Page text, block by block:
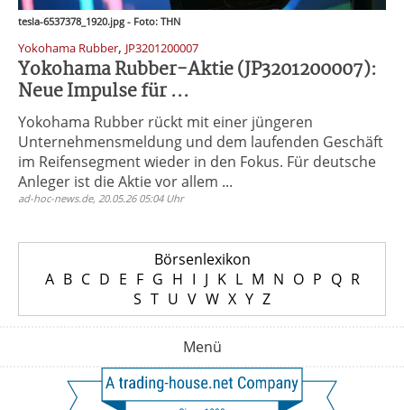
tesla-6537378_1920.jpg - Foto: THN
Yokohama Rubber, JP3201200007
Yokohama Rubber-Aktie (JP3201200007):
Neue Impulse für ...
Yokohama Rubber rückt mit einer jüngeren
Unternehmensmeldung und dem laufenden Geschäft
im Reifensegment wieder in den Fokus. Für deutsche
Anleger ist die Aktie vor allem ...
ad-hoc-news.de, 20.05.26 05:04 Uhr
Börsenlexikon
A B C D E F G H I J K L M N O P Q R
S T U V W X Y Z
Menü